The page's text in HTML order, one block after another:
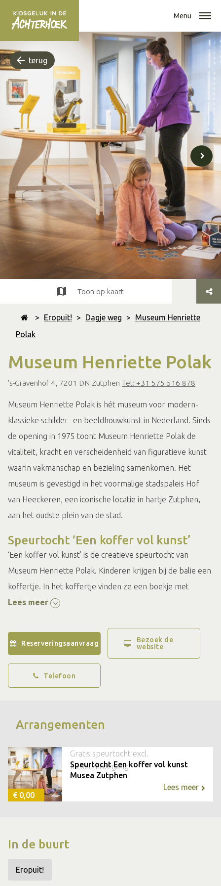
Menu
terug
> Eropuit! > Dagje weg >
Museum Henriette
Polak
Museum Henriette Polak
's-Gravenhof 4, 7201 DN Zutphen Tel: +31 575 516 878
Toon op kaart
Museum Henriette Polak is hét museum voor modern-
klassieke schilder- en beeldhouwkunst in Nederland. Sinds
de opening in 1975 toont Museum Henriette Polak de
vitaliteit, kracht en verscheidenheid van figuratieve kunst
waarin vakmanschap en bezieling samenkomen. Het
museum is gevestigd in het voormalige stadspaleis Hof
van Heeckeren, een iconische locatie in hartje Zutphen,
aan het oudste plein van de stad.
Speurtocht ‘Een koffer vol kunst’
‘Een koffer vol kunst’ is de creatieve speurtocht van
Museum Henriette Polak. Kinderen krijgen bij de balie een
koffertje. In het koffertje vinden ze een boekje met
allerlei activiteiten die ze in het museum kunnen doen.
Spelletjes, tekenen en zelf een digitale tentoonstelling
maken. Door veel zelf te doen, leren ze vanzelf meer
over de kunst in dit museum. Bijvoorbeeld over de kleuren
in een kunstwerk of over de portretten (beelden en
Lees meer
Reserveringsaanvraag
Bezoek de
website
Telefoon
Arrangementen
€ 0,00
Gratis speurtocht excl.
museumtoegang
Speurtocht Een koffer vol kunst
Musea Zutphen
Lees meer
In de buurt
Eropuit!